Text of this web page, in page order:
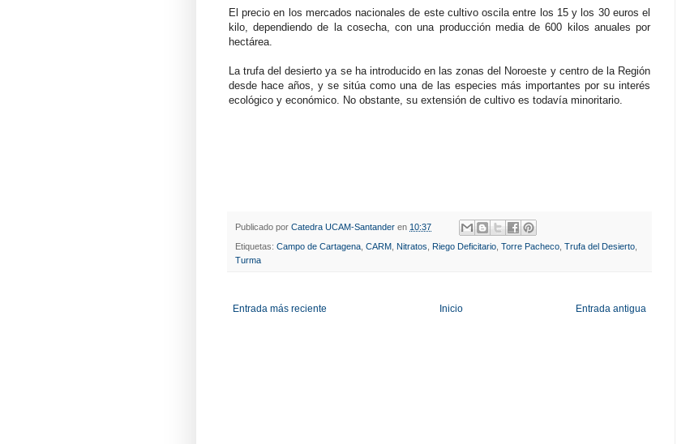
El precio en los mercados nacionales de este cultivo oscila entre los 15 y los 30 euros el
kilo, dependiendo de la cosecha, con una producción media de 600 kilos anuales por
hectárea.
La trufa del desierto ya se ha introducido en las zonas del Noroeste y centro de la Región
desde hace años, y se sitúa como una de las especies más importantes por su interés
ecológico y económico. No obstante, su extensión de cultivo es todavía minoritario.
Publicado por Catedra UCAM-Santander en 10:37
Etiquetas: Campo de Cartagena CARM Nitratos Riego Deficitario Torre Pacheco Trufa del Desierto
Turma
Entrada más reciente Entrada antigua
Inicio